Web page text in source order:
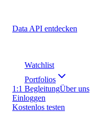
Data API entdecken
Watchlist
Portfolios
1:1 BegleitungÜber uns
Einloggen
Kostenlos testen